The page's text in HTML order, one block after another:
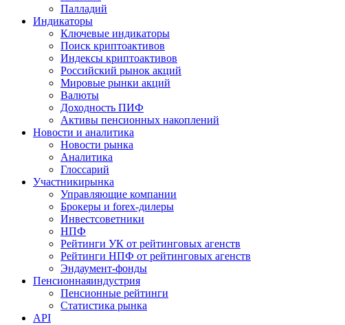
Палладий
Индикаторы
Ключевые индикаторы
Поиск криптоактивов
Индексы криптоактивов
Российский рынок акций
Мировые рынки акций
Валюты
Доходность ПИФ
Активы пенсионных накоплений
Новости и аналитика
Новости рынка
Аналитика
Глоссарий
Участникирынка
Управляющие компании
Брокеры и forex-дилеры
Инвестсоветники
НПФ
Рейтинги УК от рейтинговых агенств
Рейтинги НПФ от рейтинговых агенств
Эндаумент-фонды
Пенсионнаяиндустрия
Пенсионные рейтинги
Статистика рынка
API